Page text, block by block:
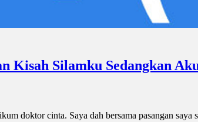
Kisah Silamku Sedangkan
doktor cinta. Saya dah bersama pasangan